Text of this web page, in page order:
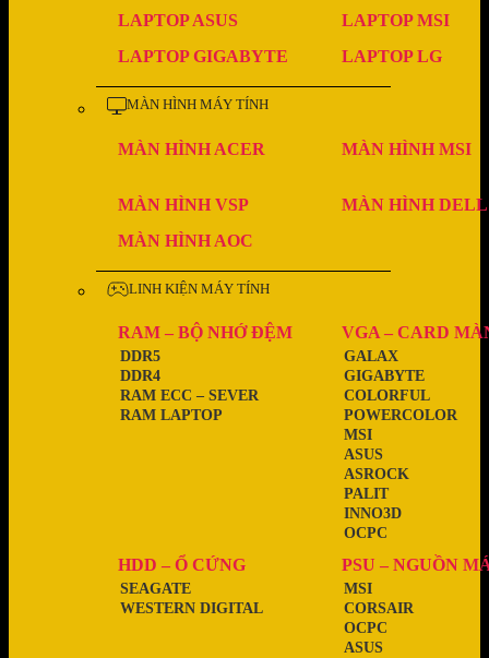
LAPTOP ASUS
LAPTOP MSI
LAPTOP GIGABYTE
LAPTOP LG
MÀN HÌNH MÁY TÍNH
MÀN HÌNH ACER MÀN HÌNH MSI
MÀN HÌNH VSP
MÀN HÌNH DELL
MÀN HÌNH AOC
LINH KIỆN MÁY TÍNH
RAM – BỘ NHỚ ĐỆM
RAM LAPTOP
RAM ECC – SEVER
DDR4
DDR5
VGA – CARD
OCPC
INNO3D
PALIT
ASROCK
ASUS
MSI
POWERCOLOR
COLORFUL
GIGABYTE
GALAX
HDD – Ổ CỨNG
WESTERN DIGITAL
SEAGATE
PSU – NGUỒN
ASUS
OCPC
CORSAIR
MSI